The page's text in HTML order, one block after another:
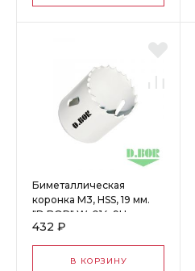
Биметаллическая
коронка М3, HSS, 19 мм.
"D.BOR" W-014-9H-
4001905D
432 ₽
В КОРЗИНУ